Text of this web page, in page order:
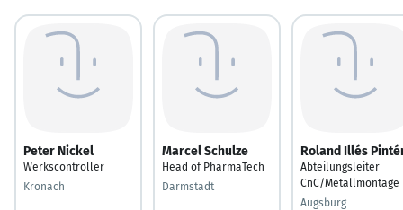
Peter Nickel
Werkscontroller
Kronach
Marcel Schulze
Head of PharmaTech
Darmstadt
Roland Illés
Abteilungsleiter
CnC/Metallmontage
Augsburg